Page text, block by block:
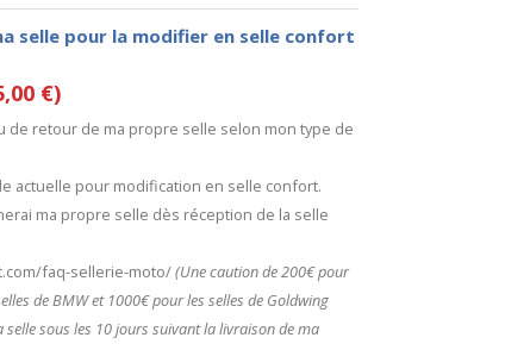
selle pour la modifier en selle confort
€)
de retour de ma propre selle selon mon type de
actuelle pour modification en selle confort.
ma propre selle dès réception de la selle
faq-sellerie-moto/(Une caution de 200€ pour
de BMW et 1000€ pour les selles de Goldwing
sous les 10 jours suivant la livraison de ma